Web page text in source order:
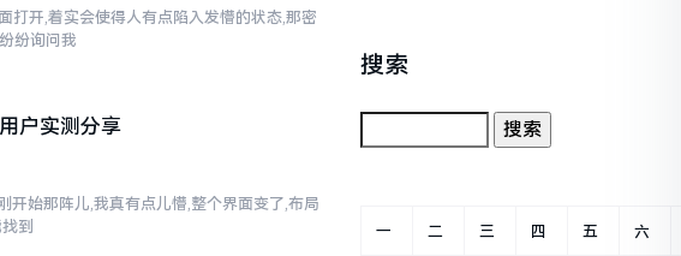
打开,着实会使得人有点陷入发懵的状态,那密
纷询问我
户实测分享
始那阵儿,我真有点儿懵,整个界面变了,布局
到
搜索
一 二 三 四 五 六